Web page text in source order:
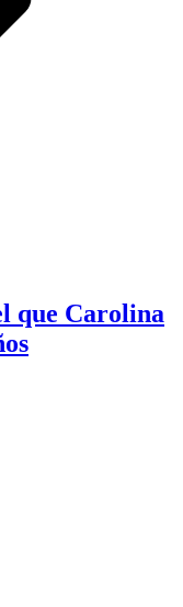
que Carolina